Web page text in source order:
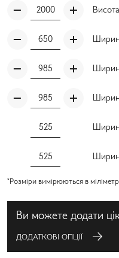
*Розміри вимірюються в
Ви можете додати
ДОДАТКОВІ ОПЦІЇ